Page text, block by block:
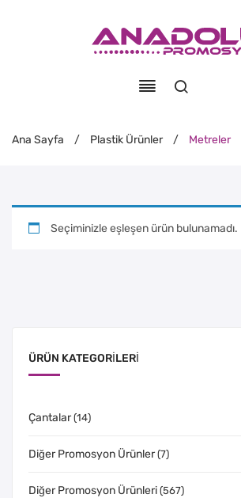
Ana Sayfa / Plastik Ürünler / Metreler
Seçiminizle eşleşen ürün bulunamadı.
ÜRÜN KATEGORILERI
Çantalar (14)
Diğer Promosyon Ürünler (7)
Diğer Promosyon Ürünleri (567)